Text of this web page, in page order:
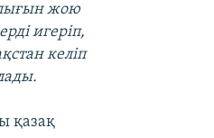
жою
игеріп,
келіп
қазақ